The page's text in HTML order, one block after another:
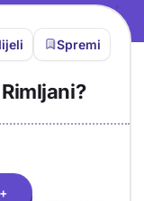
Spremi